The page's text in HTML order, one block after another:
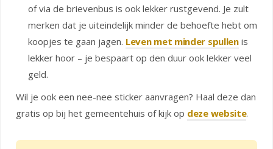
of via de brievenbus is ook lekker rustgevend. Je zult
merken dat je uiteindelijk minder de behoefte hebt om
koopjes te gaan jagen. Leven met minder spullenis
lekker hoor – je bespaart op den duur ook lekker veel
geld.
Wil je ook een nee-nee sticker aanvragen? Haal deze dan
gratis op bij het gemeentehuis of kijk op deze website.